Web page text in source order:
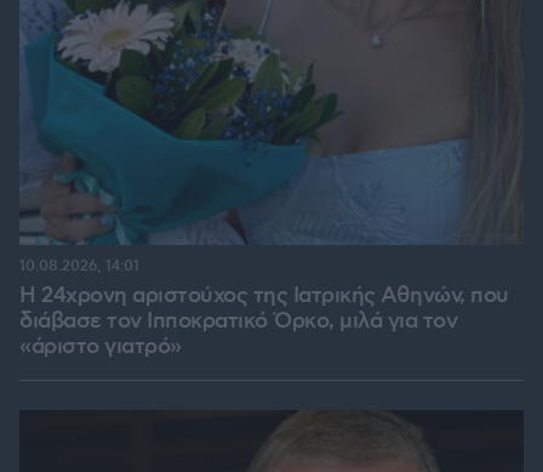
Η 24χρονη αριστούχος της Ιατρικής Αθηνών, που
διάβασε τον Ιπποκρατικό Όρκο, μιλά για τον
«άριστο γιατρό»
10.08.2026, 14:01